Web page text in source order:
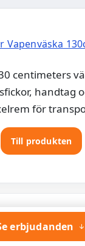
Vapenväska
centimeters
handtag
för
Till produkten
erbjudanden